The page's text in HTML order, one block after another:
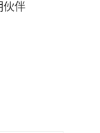
伙伴